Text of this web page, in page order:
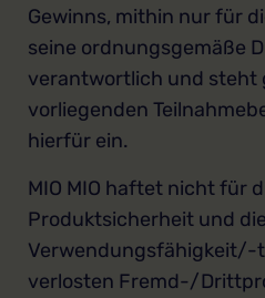
Gewinns, mithin nur für
seine ordnungsgemäße
verantwortlich und steht
vorliegenden
hierfür ein.
MIO MIO haftet nicht für
Produktsicherheit und die
Verwendungsfähigkeit/-
verlosten Fremd-/